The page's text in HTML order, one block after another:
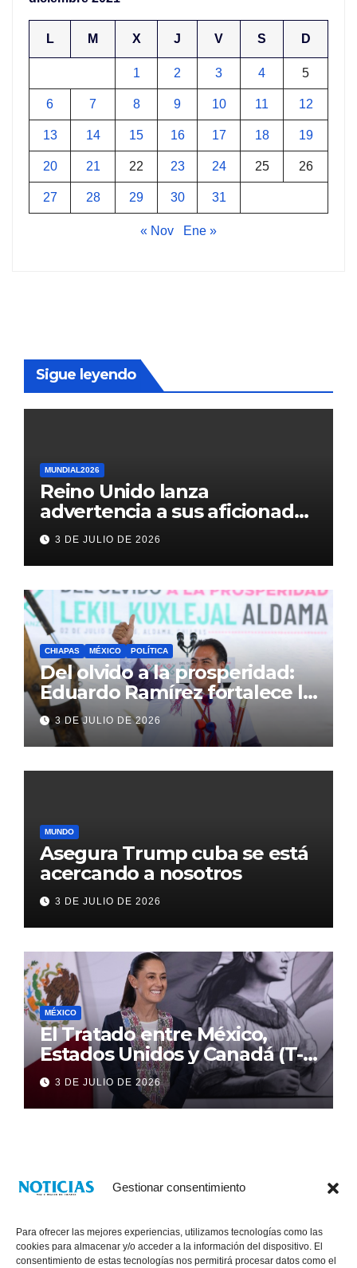
Gestionar consentimiento
Para ofrecer las mejores experiencias, utilizamos tecnologías como las
cookies para almacenar y/o acceder a la información del dispositivo. El
consentimiento de estas tecnologías nos permitirá procesar datos como el
L M X J V S D
1 2 3 4 5
6 7 8 9 10 11 12
13 14 15 16 17 18 19
20 21 22 23 24 25 26
27 28 29 30 31
« Nov Ene »
Sigue leyendo
MUNDIAL2026
Reino Unido lanza
advertencia a sus aficionados
antes del México vs
Inglaterra en el Mundial 2026
3 DE JULIO DE 2026
CHIAPAS MÉXICO POLÍTICA
Del olvido a la prosperidad:
Eduardo Ramírez fortalece la
transformación de Aldama
con inversión histórica
3 DE JULIO DE 2026
MUNDO
Asegura Trump cuba se está
acercando a nosotros
3 DE JULIO DE 2026
MÉXICO
El Tratado entre México,
Estados Unidos y Canadá (T-
MEC) se mantiene hasta el
2036: Presidenta Claudia
Sheinbaum
3 DE JULIO DE 2026